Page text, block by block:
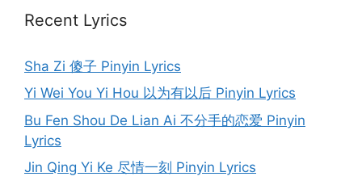
Recent Lyrics
Sha Zi 傻子 Pinyin Lyrics
Yi Wei You Yi Hou 以为有以后 Pinyin Lyrics
Bu Fen Shou De Lian Ai 不分手的恋爱 Pinyin
Lyrics
Jin Qing Yi Ke 尽情一刻 Pinyin Lyrics